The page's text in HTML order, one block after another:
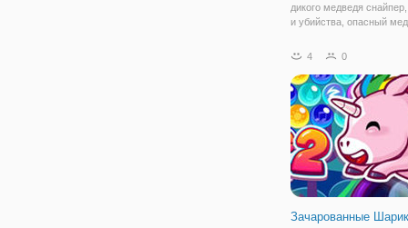
дикого медведя
и убийства, опасный
дикий медведь игра
является одним из
4 0
Зачарованные